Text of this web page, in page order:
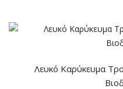
Λευκό Καρύκευμα